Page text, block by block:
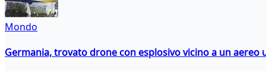
Mondo
Germania, trovato drone con esplosivo vicino a un aereo